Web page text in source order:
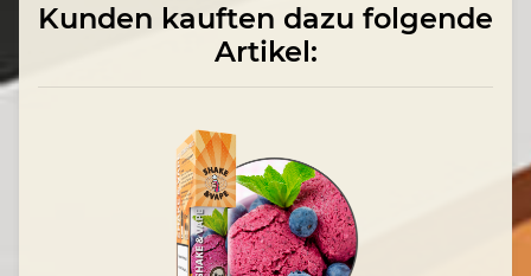
Kunden kauften dazu folgende
Artikel: